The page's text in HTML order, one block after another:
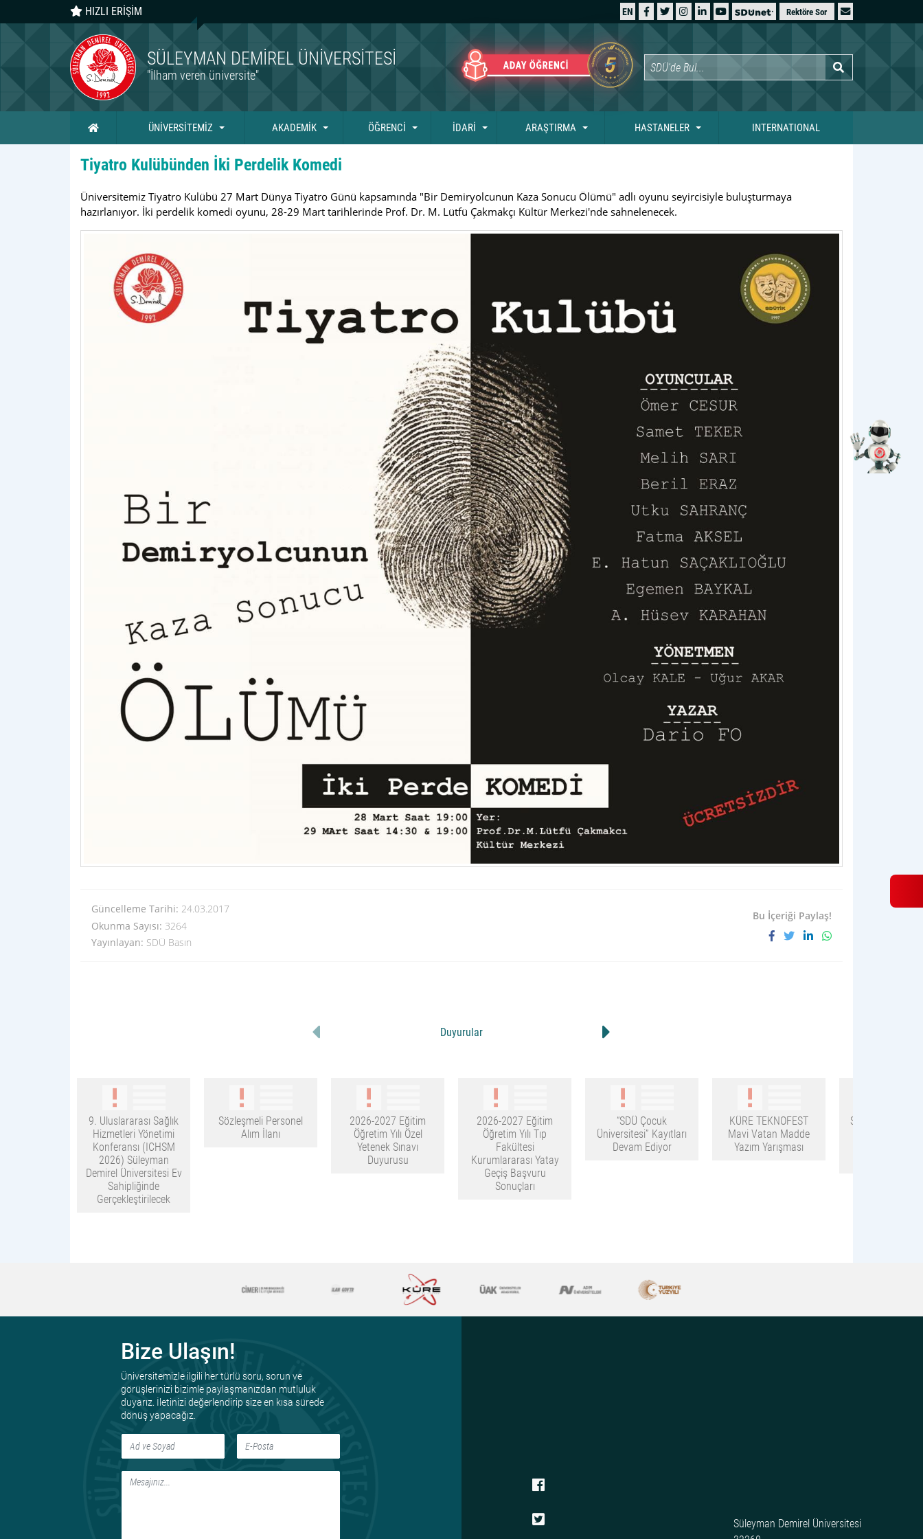
HIZLI ERİŞİM EN Rektöre Sor
SÜLEYMAN DEMIREL ÜNIVERSITESI
"İlham veren üniversite"
Ana Sayfa ÜNİVERSİTEMİZ AKADEMİK ÖĞRENCİ İDARİ ARAŞTIRMA HASTANELER INTERNATIONAL
Tiyatro Kulübünden İki Perdelik Komedi
Üniversitemiz Tiyatro Kulübü 27 Mart Dünya Tiyatro Günü kapsamında "Bir Demiryolcunun Kaza Sonucu Ölümü" adlı oyunu seyircisiyle buluşturmaya
hazırlanıyor. İki perdelik komedi oyunu, 28-29 Mart tarihlerinde Prof. Dr. M. Lütfü Çakmakçı Kültür Merkezi'nde sahnelenecek.
Güncelleme Tarihi: 24.03.2017
Okunma Sayısı: 3264
Yayınlayan: SDÜ Basın
Bu İçeriği Paylaş!
Duyurular
9. Uluslararası Sağlık
Hizmetleri Yönetimi
Konferansı (ICHSM
2026) Süleyman
Demirel Üniversitesi Ev
Sahipliğinde
Gerçekleştirilecek
Sözleşmeli Personel
Alım İlanı
2026-2027 Eğitim
Öğretim Yılı Özel
Yetenek Sınavı
Duyurusu
2026-2027 Eğitim
Öğretim Yılı Tıp
Fakültesi
Kurumlararası Yatay
Geçiş Başvuru
Sonuçları
“SDÜ Çocuk
Üniversitesi” Kayıtları
Devam Ediyor
KÜRE TEKNOFEST
Mavi Vatan Madde
Yazım Yarışması
Sürekli İşçi Alımı
Bize Ulaşın!
Üniversitemizle ilgili her türlü soru, sorun ve
görüşlerinizi bizimle paylaşmanızdan mutluluk
duyarız. İletinizi değerlendirip size en kısa sürede
dönüş yapacağız.
Süleyman Demirel Üniversitesi